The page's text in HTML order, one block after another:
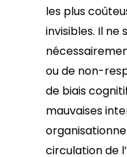
les plus
invisibles. Il ne
ou de non-
de biais
mauvaises
circulation de